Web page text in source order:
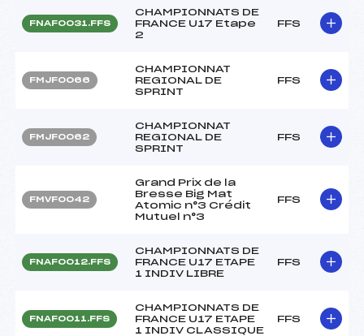
FNAF0031.FFS
CHAMPIONNATS DE
FRANCE U17 Etape
2
FFS
FMJF0066
CHAMPIONNAT
REGIONAL DE
SPRINT
FFS
FMJF0062
CHAMPIONNAT
REGIONAL DE
SPRINT
FFS
FMVF0042
Grand Prix de la
Bresse Big Mat
Atomic n°3 Crédit
Mutuel n°3
FFS
FNAF0012.FFS
CHAMPIONNATS DE
FRANCE U17 ETAPE
1 INDIV LIBRE
FFS
FNAF0011.FFS
CHAMPIONNATS DE
FRANCE U17 ETAPE
1 INDIV CLASSIQUE
FFS